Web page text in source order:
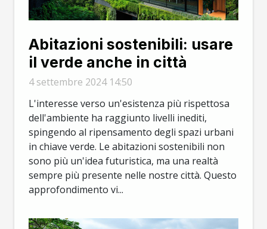
Abitazioni sostenibili: usare
il verde anche in città
4 settembre 2024 14:50
L'interesse verso un'esistenza più rispettosa
dell'ambiente ha raggiunto livelli inediti,
spingendo al ripensamento degli spazi urbani
in chiave verde. Le abitazioni sostenibili non
sono più un'idea futuristica, ma una realtà
sempre più presente nelle nostre città. Questo
approfondimento vi...